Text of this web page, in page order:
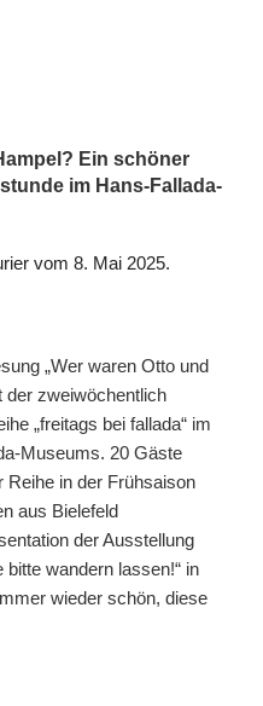
Ein schöner
im Hans-Fallada-
„Wer waren Otto und
der zweiwöchentlich
„freitags bei fallada“ im
Museums. 20 Gäste
Reihe in der Frühsaison
aus Bielefeld
der Ausstellung
wandern lassen!“ in
wieder schön, diese